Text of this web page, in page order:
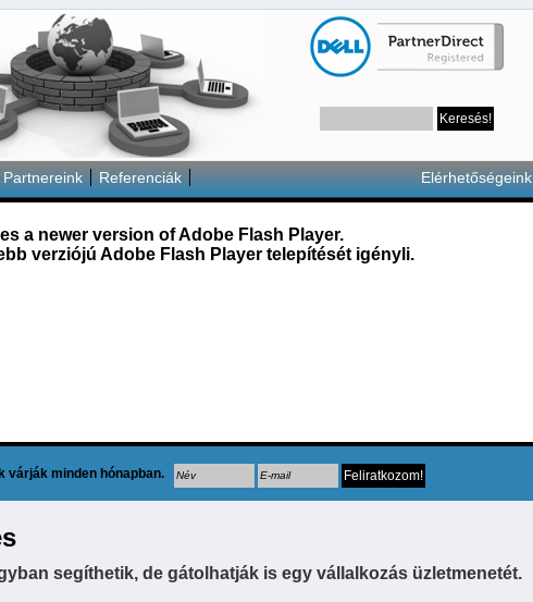
Partnereink Referenciák Elérhetőségeink
a newer version of Adobe Flash Player.
verziójú Adobe Flash Player telepítését igényli.
várják minden hónapban.
segíthetik, de gátolhatják is egy vállalkozás üzletmenetét.